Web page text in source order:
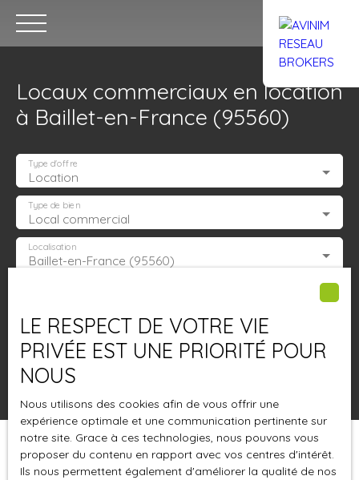
Accueil Acheter Trouver un
Estimation
Locaux commerciaux en location
à Baillet-en-France (95560)
Location
Type d'offre
Local commercial
Type de bien
Baillet-en-France (95560)
Localisation
Surface min (m²)
Pertinence
Trier par Créer une alerte
LE RESPECT DE VOTRE VIE
PRIVÉE EST UNE PRIORITÉ POUR
NOUS
Nous utilisons des cookies afin de vous offrir une
expérience optimale et une communication pertinente sur
notre site. Grace à ces technologies, nous pouvons vous
proposer du contenu en rapport avec vos centres d'intérêt.
Ils nous permettent également d'améliorer la qualité de nos